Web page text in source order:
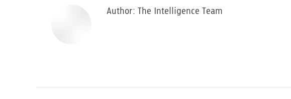
Author: The Intelligence Team